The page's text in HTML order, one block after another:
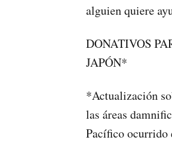
alguien quiere
DONATIVOS
JAPÓN*
*Actualización
las áreas
Pacífico ocurrido